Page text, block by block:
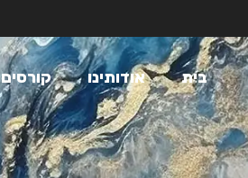
בית אודותינו קורסים